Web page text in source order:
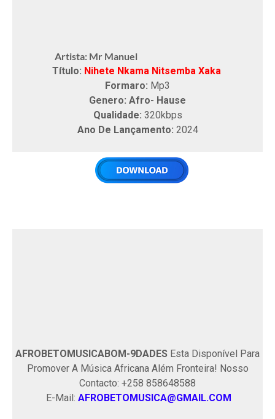
Artista: Mr Manuel
Título: Nihete Nkama Nitsemba Xaka
Formaro: Mp3
Genero: Afro- Hause
Qualidade: 320kbps
Ano De Lançamento: 2024
AFROBETOMUSICABOM-9DADES Esta Disponível Para
Promover A Música Africana Além Fronteira! Nosso
Contacto: +258 858648588
E-Mail: AFROBETOMUSICA@GMAIL.COM